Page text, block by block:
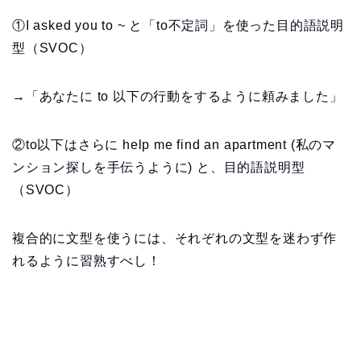
①I asked you to ~ と「to不定詞」を使った目的語説明
型（SVOC）
→「あなたに to 以下の行動をするように頼みました」
②to以下はさらに help me find an apartment (私のマ
ンション探しを手伝うように) と、目的語説明型
（SVOC）
複合的に文型を使うには、それぞれの文型を迷わず作
れるように習熟すべし！